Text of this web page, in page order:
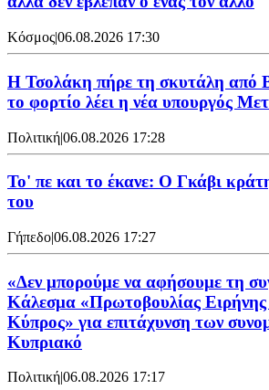
Κόσμος|06.08.2026 17:30
Η Τσολάκη πήρε τη σκυτάλη από
το φορτίο λέει η νέα υπουργός
Πολιτική|06.08.2026 17:28
Το' πε και το έκανε: Ο Γκάβι
του
Γήπεδο|06.08.2026 17:27
«Δεν μπορούμε να αφήσουμε τη
Κάλεσμα «Πρωτοβουλίας
Κύπρος» για επιτάχυνση των
Κυπριακό
Πολιτική|06.08.2026 17:17